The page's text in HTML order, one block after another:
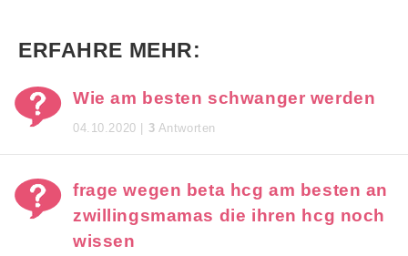
ERFAHRE MEHR:
Wie am besten schwanger werden
04.10.2020 | 3 Antworten
frage wegen beta hcg am besten an
zwillingsmamas die ihren hcg noch
wissen